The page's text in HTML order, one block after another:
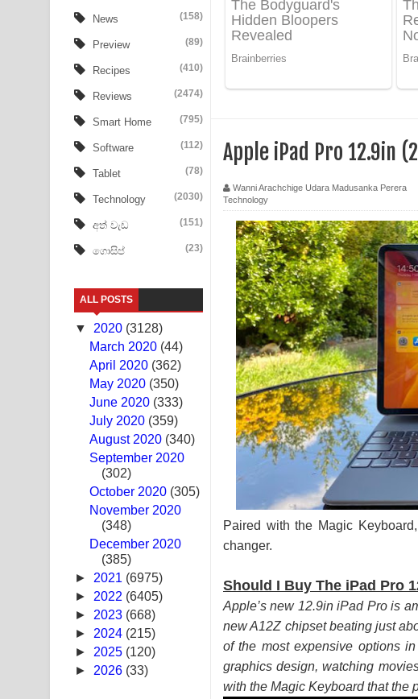
Ow Man Sosa Song Lyrics - ඔව් මං සෝසා ගීතයේ පද පෙළ
Aye Lanweela Song Lyrics - ආයේ ලංවීලා ගීතයේ පද පෙළ
Ala purannata Song Lyrics - ආල පුරන්නට ගීතයේ පද පෙළ
FEVER DREAM Lyrics - Alex Warren
BTS : Hooligan Lyrics
Apa Hamuwee Song Lyrics - අප හමුවී ගීතයේ පද පෙළ
PATHINIYE Song Lyrics - පතිනියනේ ගීතයේ පද පෙළ
Sorry Sir Song Lyrics - සොරි සර් ගීතයේ පද පෙළ
Mathaka Aluthin Liyanna Song Lyrics - මතක අලුතින් ලියන්න
Sandak Awith Song Lyrics - සඳක් ඇවිත් ගීතයේ පද පෙළ
Swetha Sande Song Lyrics - ශ්වේත සඳේ ගීතයේ පද පෙළ
Ma Igili Giya Lyrics - මා ඉගිලී ගියා ගීතයේ පද පෙළ
Ras Balan Song Lyrics - රැස් බලන් ගීතයේ පද පෙළ
Hoda sihiyen Song Lyrics - හොද සිහියෙන් ගීතයේ පද පෙළ
Awanken Song Lyrics - අවංකෙන් ගීතයේ පද පෙළ
Pemwanthiye Song Lyrics - පෙම්වන්තියේ ගීතයේ පද පෙළ
Manobhawa Song Lyrics - මනෝභව ගීතයේ පද පෙළ
Akahe Indala Song Lyrics - ආකාහේ ඉඳලා ගීතයේ පද පෙළ
Raawaya Song Lyrics - රාවය ගීතයේ පද පෙළ
News (158)
Preview (89)
Recipes (410)
Reviews (2474)
Smart Home (795)
Software (112)
Tablet (78)
Technology (2030)
අත් වැඩ (151)
ගොසිප් (23)
ALL POSTS
▼ 2020 (3128)
March 2020 (44)
April 2020 (362)
May 2020 (350)
June 2020 (333)
July 2020 (359)
August 2020 (340)
September 2020
(302)
October 2020 (305)
November 2020
(348)
December 2020
(385)
► 2021 (6975)
► 2022 (6405)
► 2023 (668)
► 2024 (215)
► 2025 (120)
► 2026 (33)
Apple iPad Pro 12.9in
Wanni Arachchige Udara Madusanka Perera
Technology
Paired with the Magic
changer.
Should I Buy The iPad Pro
Apple’s new 12.9in iPad Pro is
new A12Z chipset beating just
of the most expensive options
graphics design, watching
with the Magic Keyboard that the